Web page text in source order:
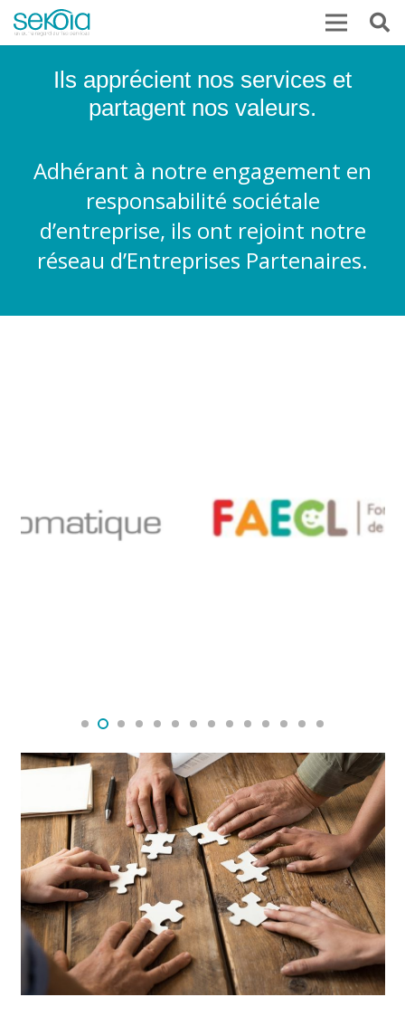
Ils apprécient nos services et
partagent nos valeurs.
Adhérant à notre engagement en
responsabilité sociétale
d’entreprise, ils ont rejoint notre
réseau d’Entreprises Partenaires.